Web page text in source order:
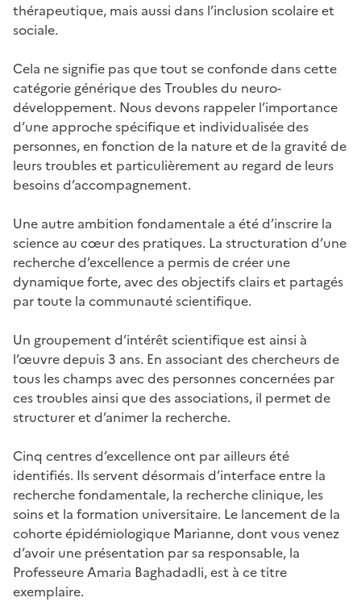
thérapeutique, mais aussi dans l’inclusion scolaire et
sociale.
Cela ne signifie pas que tout se confonde dans cette
catégorie générique des Troubles du neuro-
développement. Nous devons rappeler l’importance
d’une approche spécifique et individualisée des
personnes, en fonction de la nature et de la gravité de
leurs troubles et particulièrement au regard de leurs
besoins d’accompagnement.
Une autre ambition fondamentale a été d’inscrire la
science au cœur des pratiques. La structuration d’une
recherche d’excellence a permis de créer une
dynamique forte, avec des objectifs clairs et partagés
par toute la communauté scientifique.
Un groupement d’intérêt scientifique est ainsi à
l’œuvre depuis 3 ans. En associant des chercheurs de
tous les champs avec des personnes concernées par
ces troubles ainsi que des associations, il permet de
structurer et d’animer la recherche.
Cinq centres d’excellence ont par ailleurs été
identifiés. Ils servent désormais d’interface entre la
recherche fondamentale, la recherche clinique, les
soins et la formation universitaire. Le lancement de la
cohorte épidémiologique Marianne, dont vous venez
d’avoir une présentation par sa responsable, la
Professeure Amaria Baghadadli, est à ce titre
exemplaire.